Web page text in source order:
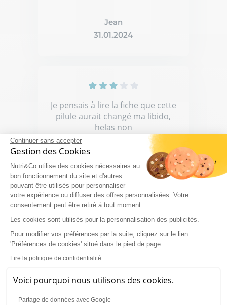
Continuer sans accepter
Gestion des Cookies
Nutri&Co utilise des cookies nécessaires au
bon fonctionnement du site et d'autres
pouvant être utilisés pour personnaliser
votre expérience ou diffuser des offres personnalisées. Votre
consentement peut être retiré à tout moment.
Les cookies sont utilisés pour la personnalisation des publicités.
Pour modifier vos préférences par la suite, cliquez sur le lien
'Préférences de cookies' situé dans le pied de page.
Lire la politique de confidentialité
Voici pourquoi nous utilisons des cookies.
Partage de données avec Google
Jean
31.01.2024
Je pensais à lire la fiche que cette
pilule aurait changé ma libido,
helas non
Alain P.
24.01.2024
Pris sur une cure de 15 jours